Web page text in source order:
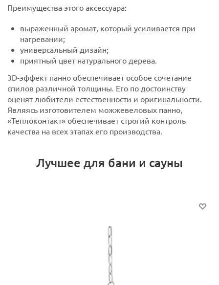
Преимущества этого аксессуара:
выраженный аромат, который усиливается при
нагревании;
универсальный дизайн;
приятный цвет натурального дерева.
3D-эффект панно обеспечивает особое сочетание
спилов различной толщины. Его по достоинству
оценят любители естественности и оригинальности.
Являясь изготовителем можжевеловых панно,
«Теплоконтакт» обеспечивает строгий контроль
качества на всех этапах его производства.
Лучшее для бани и сауны